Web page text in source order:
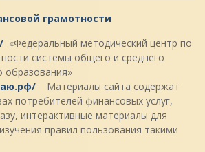
грамотности
«Федеральный методический центр по
системы общего и среднего
образования»
Материалы сайта содержат
потребителей финансовых услуг,
интерактивные материалы для
правил пользования такими